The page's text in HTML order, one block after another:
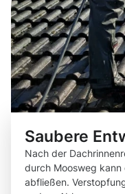
Saubere
Nach der
durch Moosweg kann
abfließen.